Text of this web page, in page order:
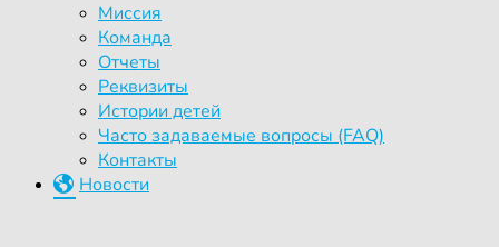
Миссия
Команда
Отчеты
Реквизиты
Истории детей
Часто задаваемые вопросы (FAQ)
Контакты
Новости